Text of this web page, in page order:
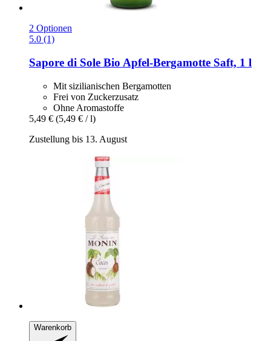
2 Optionen
5.0 (1)
Sapore di Sole Bio Apfel-​Bergamotte Saft, 1 l
Mit sizilianischen Bergamotten
Frei von Zuckerzusatz
Ohne Aromastoffe
5,49 € (5,49 € / l)
Zustellung bis 13. August
Warenkorb